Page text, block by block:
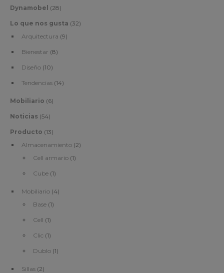
Dynamobel (28)
Lo que nos gusta (32)
Arquitectura (9)
Bienestar (8)
Diseño (10)
Tendencias (14)
Mobiliario (6)
Noticias (54)
Producto (13)
Almacenamiento (2)
Cell armario (1)
Cube (1)
Mobiliario (4)
Base (1)
Cell (1)
Clic (1)
Dublo (1)
Sillas (2)